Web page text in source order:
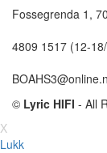
Fossegrenda 1,
4809 1517 (12-
© Lyric HIFI - All
X
Lukk